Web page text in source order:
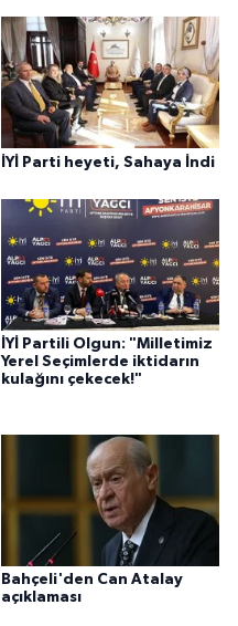
İYİ Parti heyeti, Sahaya İndi
İYİ Partili Olgun: "Milletimiz
Yerel Seçimlerde iktidarın
kulağını çekecek!"
Bahçeli'den Can Atalay
açıklaması